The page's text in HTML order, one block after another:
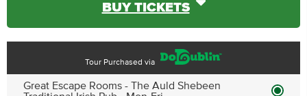
BUY TICKETS
Tour Purchased via
Great Escape Rooms - The Auld Shebeen